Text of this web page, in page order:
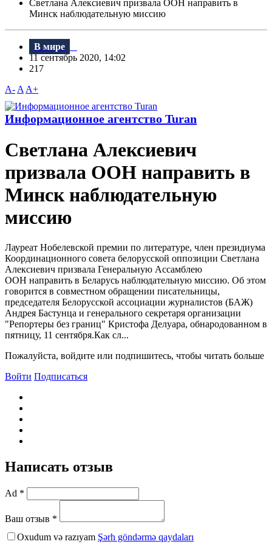
Светлана Алексиевич призвала ООН направить в
Минск наблюдательную миссию
В мире
11 сентябрь 2020, 14:02
217
A- A A+
Информационное агентство Turan
Светлана Алексиевич
призвала ООН направить в
Минск наблюдательную
миссию
Лауреат Нобелевской премии по литературе, член президиума
Координационного совета белорусской оппозиции Светлана
Алексиевич призвала Генеральную Ассамблею
ООН направить в Беларусь наблюдательную миссию. Об этом
говорится в совместном обращении писательницы,
председателя Белорусской ассоциации журналистов (БАЖ)
Андрея Бастунца и генерального секретаря организации
"Репортеры без границ" Кристофа Делуара, обнародованном в
пятницу, 11 сентября.Как сл...
Пожалуйста, войдите или подпишитесь, чтобы читать больше
Войти Подписаться
Написать отзыв
Ad *
Ваш отзыв *
Oxudum və razıyam Şərh göndərmə qaydaları